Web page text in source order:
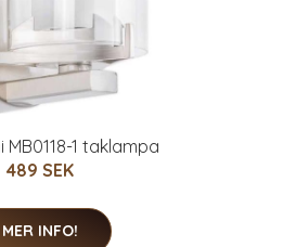
MB0118-1 taklampa
489 SEK
MER INFO!